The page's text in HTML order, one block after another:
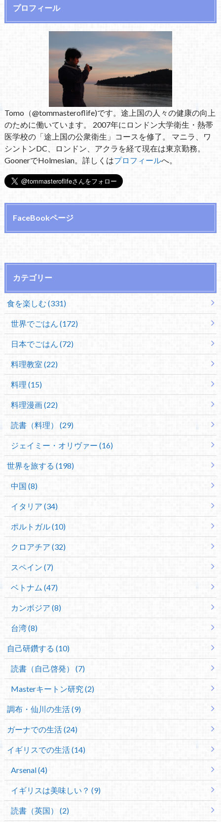
プロフィール
Tomo（@tommasteroflife)です。途上国の人々の健康の向上
のために働いています。 2007年にロンドン大学衛生・熱帯
医学校の「途上国の公衆衛生」コースを修了。 マニラ、ワ
シントンDC、ロンドン、アクラを経て現在は東京勤務。
GoonerでHolmesian。詳しくはプロフィールへ。
FaceBookページ
カテゴリー
食を楽しむ (331)
世界でごはん (172)
日本でごはん (72)
料理教室 (22)
料理 (15)
料理漫画 (22)
読書（料理） (29)
ジェイミー・オリヴァー (16)
世界を旅する (198)
中国 (8)
イタリア (34)
ポルトガル (10)
クロアチア (32)
スペイン (7)
ベトナム (47)
カンボジア (8)
台湾 (8)
自己研鑽する (10)
読書（自己啓発） (7)
Masterキートン研究 (2)
調布・仙川の生活 (9)
ガーナでの生活 (24)
イギリスでの生活 (14)
Arsenal (4)
イギリスは美味しい？ (9)
読書（英国） (2)